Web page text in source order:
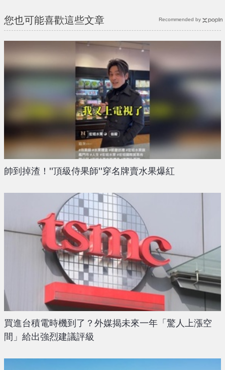
您也可能喜歡這些文章
帥到掉渣！''頂級侍果師''穿名牌賣水果爆紅
買進台積電時機到了？外媒揭未來一年「驚人上漲空
間」給出強烈建議評級
Recommended by